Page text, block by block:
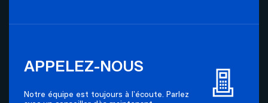
APPELEZ-NOUS
Notre équipe est toujours à l’écoute. Parlez